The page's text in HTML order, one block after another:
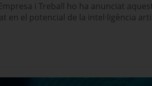
i Treball ho ha anunciat
en el potencial de la intel·ligència